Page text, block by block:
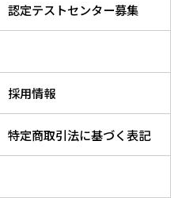
認定テストセンター募集
採用情報
特定商取引法に基づく表記